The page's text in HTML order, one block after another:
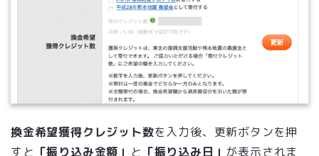
換金希望獲得クレジット数を入力後、更新ボタンを押
すと 「振り込み金額」 と 「振り込み日」 が表示されま